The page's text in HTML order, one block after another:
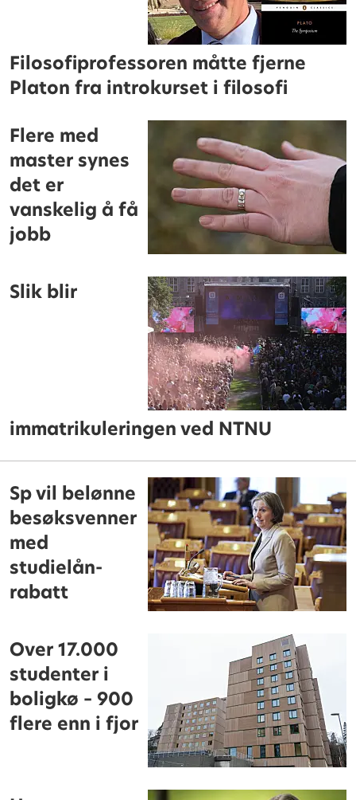
Filosofiprofessoren måtte fjerne
Platon fra introkurset i filosofi
Flere med
master synes
det er
vanskelig å få
jobb
Slik blir
immatrikuleringen ved NTNU
Sp vil belønne
besøksvenner
med
studielån-
rabatt
Over 17.000
studenter i
boligkø – 900
flere enn i fjor